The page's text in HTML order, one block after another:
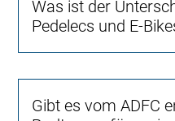
Was ist der
Pedelecs und E-
Gibt es vom ADFC